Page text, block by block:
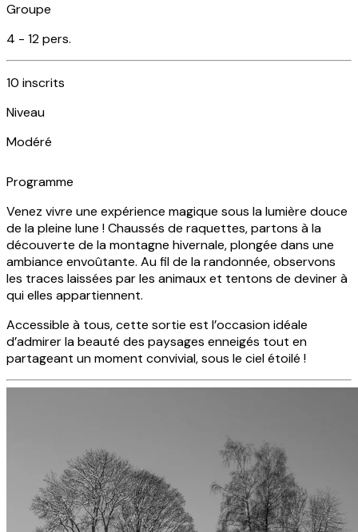
Groupe
4 - 12pers.
10 inscrits
Niveau
Modéré
Programme
Venez vivre une expérience magique sous la lumière douce
de la pleine lune ! Chaussés de raquettes, partons à la
découverte de la montagne hivernale, plongée dans une
ambiance envoûtante. Au fil de la randonnée, observons
les traces laissées par les animaux et tentons de deviner à
qui elles appartiennent.
Accessible à tous, cette sortie est l’occasion idéale
d’admirer la beauté des paysages enneigés tout en
partageant un moment convivial, sous le ciel étoilé !